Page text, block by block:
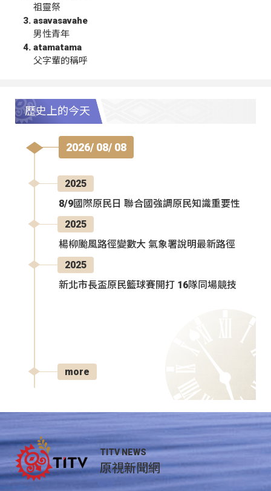
祖靈祭
asavasavahe
男性青年
atamatama
父字輩的稱呼
歷史上的今天
2026/ 08/ 08
2025
8/9國際原民日 聯合國強調原民知識重要性
2025
楊柳颱風路徑變數大 氣象署說明最新路徑
2025
新北市長盃原民籃球賽開打 16隊同場競技
more
TITV NEWS
原視新聞網